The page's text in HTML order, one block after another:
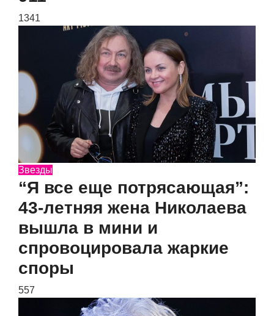
1341
Звезды
“Я все еще потрясающая”:
43-летняя жена Николаева
вышла в мини и
спровоцировала жаркие
споры
557